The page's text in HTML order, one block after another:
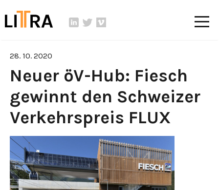
28. 10. 2020
Neuer öV-Hub: Fiesch
gewinnt den Schweizer
Verkehrspreis FLUX